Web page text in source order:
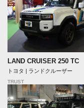
LAND CRUISER 250 TC
トヨタ | ランドクルーザー
TRUST